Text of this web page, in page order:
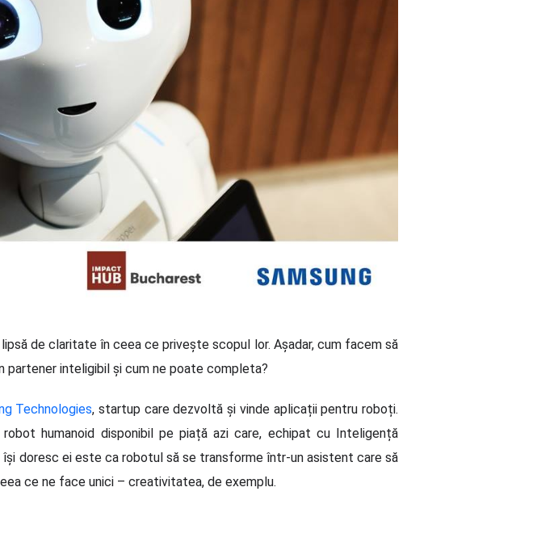
de claritate în ceea ce privește scopul lor. Așadar, cum facem să
partener inteligibil și cum ne poate completa?
Technologies, startup care dezvoltă și vinde aplicații pentru roboți.
humanoid disponibil pe piață azi care, echipat cu Inteligență
doresc ei este ca robotul să se transforme într-un asistent care să
ce ne face unici – creativitatea, de exemplu.